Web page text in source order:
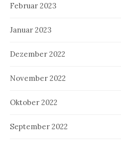
Februar 2023
Januar 2023
Dezember 2022
November 2022
Oktober 2022
September 2022